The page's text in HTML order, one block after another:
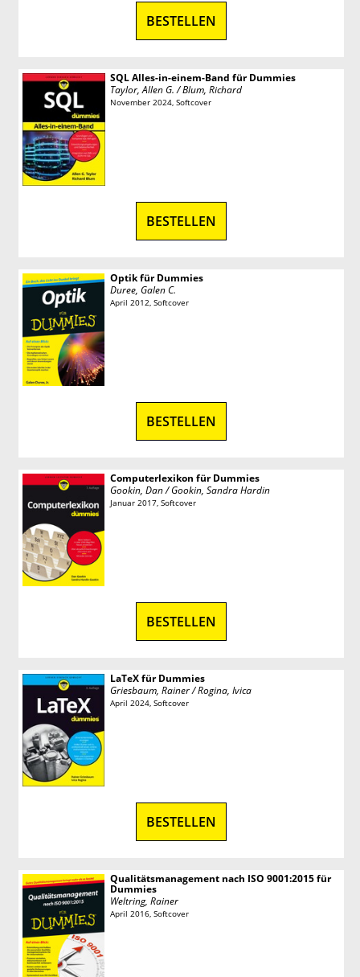
BESTELLEN
SQL Alles-in-einem-Band für Dummies
Taylor, Allen G. / Blum, Richard
November 2024, Softcover
BESTELLEN
Optik für Dummies
Duree, Galen C.
April 2012, Softcover
BESTELLEN
Computerlexikon für Dummies
Gookin, Dan / Gookin, Sandra Hardin
Januar 2017, Softcover
BESTELLEN
LaTeX für Dummies
Griesbaum, Rainer / Rogina, Ivica
April 2024, Softcover
BESTELLEN
Qualitätsmanagement nach ISO 9001:2015 für
Dummies
Weltring, Rainer
April 2016, Softcover